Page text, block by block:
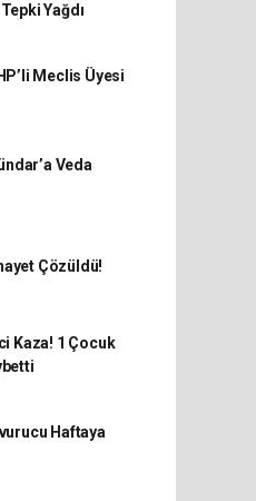
Yağdı
Meclis Üyesi
Veda
Çözüldü!
Kaza! 1 Çocuk
Haftaya